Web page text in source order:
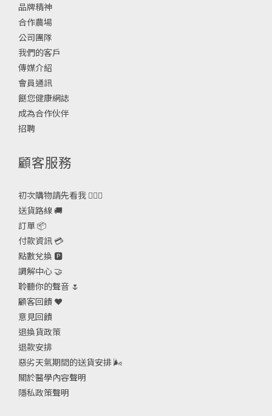
品牌精神
合作農場
公司團隊
我們的客戶
傳媒介紹
會員通訊
餸您健康網誌
成為合作伙伴
招聘
顧客服務
初次購物請先看我 🙋🏻‍♀️
送貨路線 🚚
訂單 📦
付款資訊 💳
點數兌換 🅿️
調解中心 🤝
聆聽你的聲音 🌷
顧客回饋 ❤️
意見回饋
退換貨政策
退款安排
惡劣天氣期間的送貨安排🌬
關於醫學內容聲明
隱私政策聲明